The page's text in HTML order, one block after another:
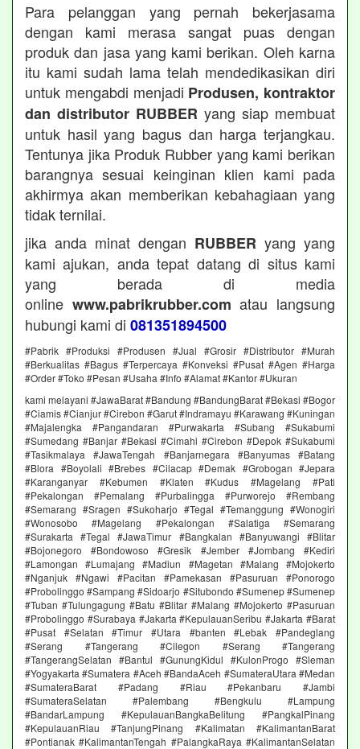
Para pelanggan yang pernah bekerjasama
dengan kami merasa sangat puas dengan
produk dan jasa yang kami berikan. Oleh karna
itu kami sudah lama telah mendedikasikan diri
untuk mengabdi menjadi Produsen, kontraktor
dan distributor RUBBER yang siap membuat
untuk hasil yang bagus dan harga terjangkau.
Tentunya jika Produk Rubber yang kami berikan
barangnya sesuai keinginan klien kami pada
akhirmya akan memberikan kebahagiaan yang
tidak ternilai.
jika anda minat dengan RUBBER yang yang
kami ajukan, anda tepat datang di situs kami
yang berada di media
online www.pabrikrubber.com atau langsung
hubungi kami di 081351894500
#Pabrik #Produksi #Produsen #Jual #Grosir #Distributor #Murah
#Berkualitas #Bagus #Terpercaya #Konveksi #Pusat #Agen #Harga
#Order #Toko #Pesan #Usaha #Info #Alamat #Kantor #Ukuran
kami melayani #JawaBarat #Bandung #BandungBarat #Bekasi #Bogor
#Ciamis #Cianjur #Cirebon #Garut #Indramayu #Karawang #Kuningan
#Majalengka #Pangandaran #Purwakarta #Subang #Sukabumi
#Sumedang #Banjar #Bekasi #Cimahi #Cirebon #Depok #Sukabumi
#Tasikmalaya #JawaTengah #Banjarnegara #Banyumas #Batang
#Blora #Boyolali #Brebes #Cilacap #Demak #Grobogan #Jepara
#Karanganyar #Kebumen #Klaten #Kudus #Magelang #Pati
#Pekalongan #Pemalang #Purbalingga #Purworejo #Rembang
#Semarang #Sragen #Sukoharjo #Tegal #Temanggung #Wonogiri
#Wonosobo #Magelang #Pekalongan #Salatiga #Semarang
#Surakarta #Tegal #JawaTimur #Bangkalan #Banyuwangi #Blitar
#Bojonegoro #Bondowoso #Gresik #Jember #Jombang #Kediri
#Lamongan #Lumajang #Madiun #Magetan #Malang #Mojokerto
#Nganjuk #Ngawi #Pacitan #Pamekasan #Pasuruan #Ponorogo
#Probolinggo #Sampang #Sidoarjo #Situbondo #Sumenep #Sumenep
#Tuban #Tulungagung #Batu #Blitar #Malang #Mojokerto #Pasuruan
#Probolinggo #Surabaya #Jakarta #KepulauanSeribu #Jakarta #Barat
#Pusat #Selatan #Timur #Utara #banten #Lebak #Pandeglang
#Serang #Tangerang #Cilegon #Serang #Tangerang
#TangerangSelatan #Bantul #GunungKidul #KulonProgo #Sleman
#Yogyakarta #Sumatera #Aceh #BandaAceh #SumateraUtara #Medan
#SumateraBarat #Padang #Riau #Pekanbaru #Jambi
#SumateraSelatan #Palembang #Bengkulu #Lampung
#BandarLampung #KepulauanBangkaBelitung #PangkalPinang
#KepulauanRiau #TanjungPinang #Kalimatan #KalimantanBarat
#Pontianak #KalimantanTengah #PalangkaRaya #KalimantanSelatan